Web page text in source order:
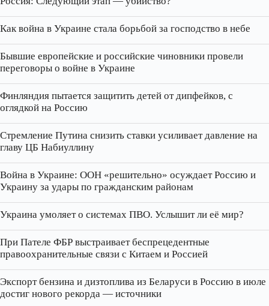
Как война в Украине стала борьбой за господство в небе
Бывшие европейские и российские чиновники провели
переговоры о войне в Украине
Финляндия пытается защитить детей от дипфейков, с
оглядкой на Россию
Стремление Путина снизить ставки усиливает давление на
главу ЦБ Набиуллину
Война в Украине: ООН «решительно» осуждает Россию и
Украину за удары по гражданским районам
Украина умоляет о системах ПВО. Услышит ли её мир?
При Пателе ФБР выстраивает беспрецедентные
правоохранительные связи с Китаем и Россией
Экспорт бензина и дизтоплива из Беларуси в Россию в июле
достиг нового рекорда — источники